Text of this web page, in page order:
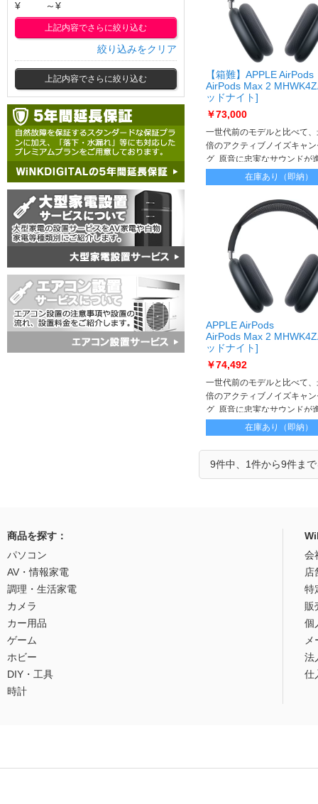
【箱難】APPLE AirPods
AirPods Max 2
ッドナイト]
AirPods Max2
￥73,000
一世代前のモデルと比べて
倍のアクティブノイズキャ
グ 原音に忠実なサウンドが
まる低音。広がる中音。ク
音。胸が高鳴るオーディオを
在庫あり（即納）
APPLE AirPods
AirPods Max 2
ッドナイト]
AirPods Max2
￥74,492
一世代前のモデルと比べて
倍のアクティブノイズキャ
グ 原音に忠実なサウンドが
まる低音。広がる中音。ク
音。胸が高鳴るオーディオを
在庫あり（即納）
9件中、1件から9件ま
¥
～¥
上記内容でさらに絞り込む
絞り込みをクリア
上記内容でさらに絞り込む
商品を探す：
パソコン
AV・情報家電
調理・生活家電
カメラ
カー用品
ゲーム
ホビー
DIY・工具
時計
会
店
特
販
個
メ
法
仕